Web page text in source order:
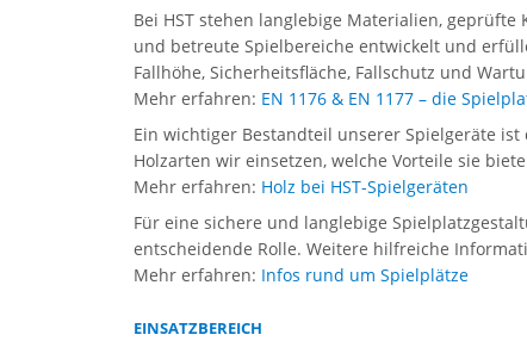
Bei HST stehen langlebige Materialien,
und betreute Spielbereiche entwickelt und
Fallhöhe, Sicherheitsfläche, Fallschutz und
Mehr erfahren: EN 1176 & EN 1177 – die
Ein wichtiger Bestandteil unserer Spielgeräte ist
Holzarten wir einsetzen, welche Vorteile sie
Mehr erfahren: Holz bei HST-Spielgeräten
Für eine sichere und langlebige
entscheidende Rolle. Weitere hilfreiche
Mehr erfahren: Infos rund um Spielplätze
EINSATZBEREICH